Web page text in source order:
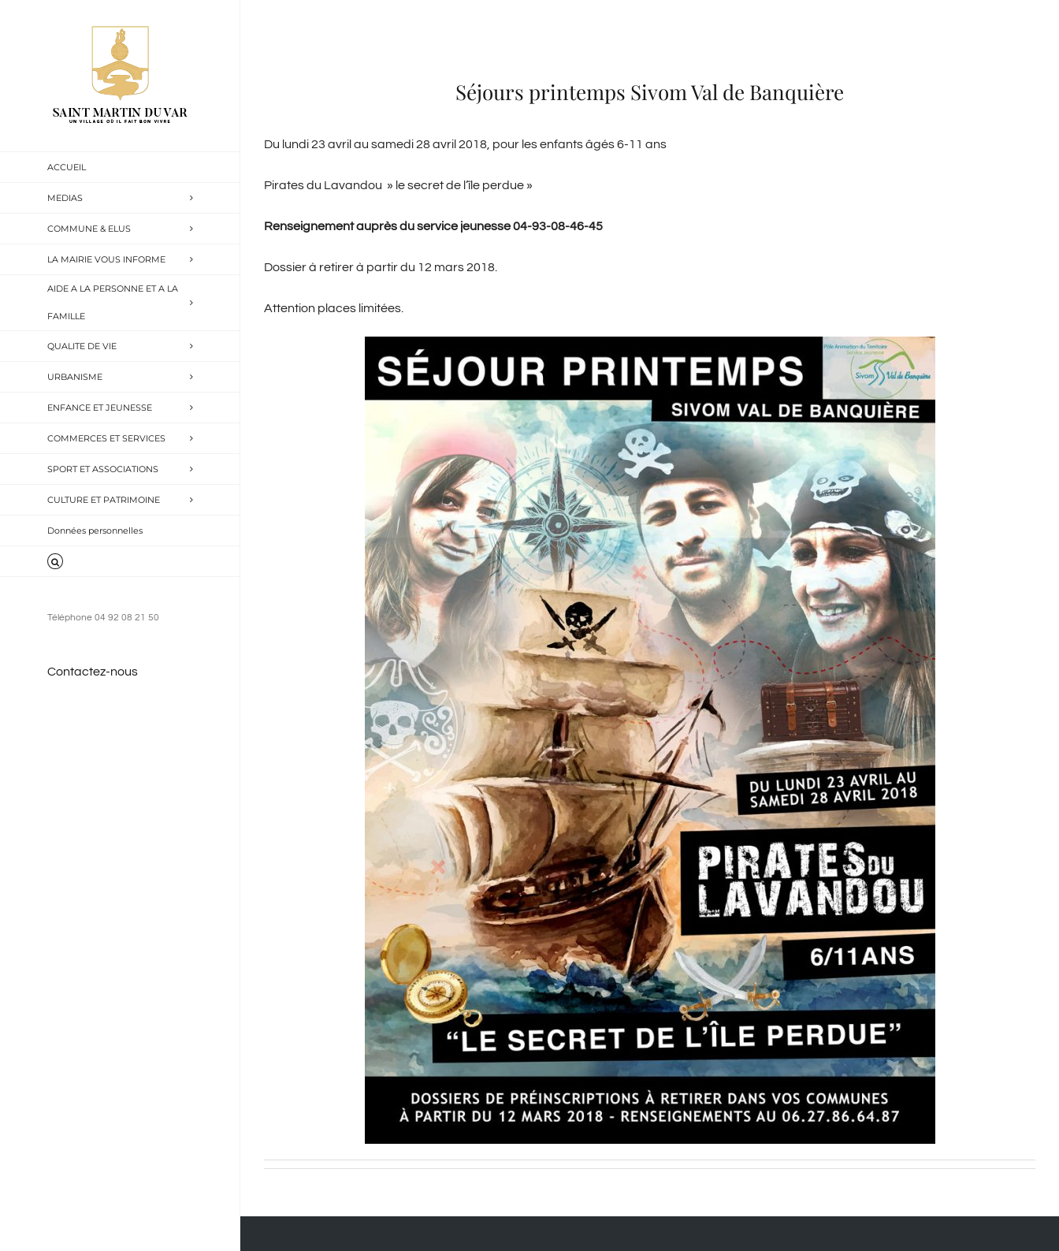
ACCUEIL
MEDIAS
COMMUNE & ELUS
LA MAIRIE VOUS INFORME
AIDE A LA PERSONNE ET A LA
FAMILLE
QUALITE DE VIE
URBANISME
ENFANCE ET JEUNESSE
COMMERCES ET SERVICES
SPORT ET ASSOCIATIONS
CULTURE ET PATRIMOINE
Données personnelles
Téléphone 04 92 08 21 50
Contactez-nous
Séjours printemps Sivom Val de Banquière
Du lundi 23 avril au samedi 28 avril 2018, pour les enfants âgés 6-11 ans
Pirates du Lavandou » le secret de l’île perdue »
Renseignement auprès du service jeunesse 04-93-08-46-45
Dossier à retirer à partir du 12 mars 2018.
Attention places limitées.